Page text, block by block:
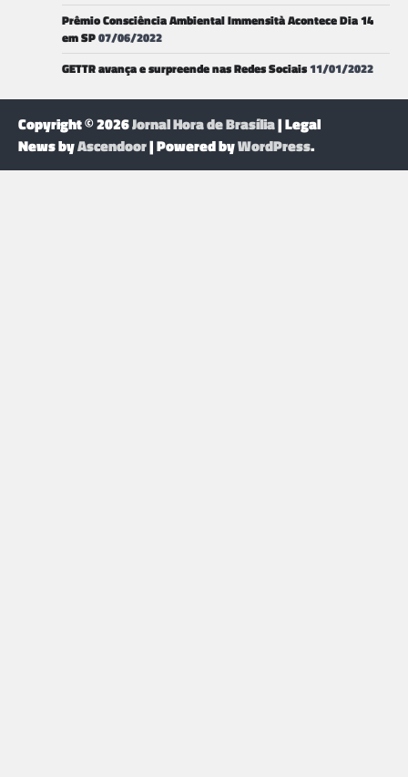
Prêmio Consciência Ambiental Immensità Acontece Dia 14
em SP07/06/2022
GETTR avança e surpreende nas Redes Sociais11/01/2022
Copyright © 2026Jornal Hora de Brasília| Legal
News byAscendoor| Powered byWordPress.